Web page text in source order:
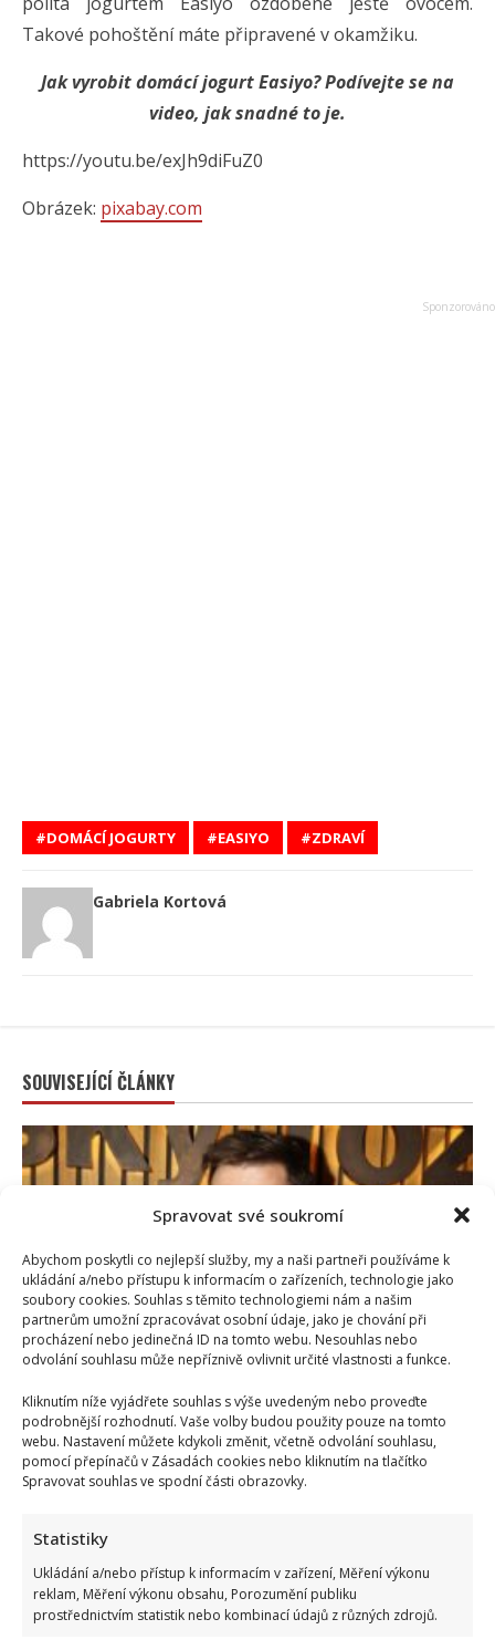
Spravovat své soukromí
Abychom poskytli co nejlepší služby, my a naši partneři používáme k
ukládání a/nebo přístupu k informacím o zařízeních, technologie jako
soubory cookies. Souhlas s těmito technologiemi nám a našim
partnerům umožní zpracovávat osobní údaje, jako je chování při
procházení nebo jedinečná ID na tomto webu. Nesouhlas nebo
odvolání souhlasu může nepříznivě ovlivnit určité vlastnosti a funkce.
Kliknutím níže vyjádřete souhlas s výše uvedeným nebo proveďte
podrobnější rozhodnutí. Vaše volby budou použity pouze na tomto
webu. Nastavení můžete kdykoli změnit, včetně odvolání souhlasu,
pomocí přepínačů v Zásadách cookies nebo kliknutím na tlačítko
Spravovat souhlas ve spodní části obrazovky.
Statistiky
Ukládání a/nebo přístup k informacím v zařízení, Měření výkonu
reklam, Měření výkonu obsahu, Porozumění publiku
prostřednictvím statistik nebo kombinací údajů z různých zdrojů.
Takové pohoštění máte připravené v okamžiku.
Jak vyrobit domácí jogurt Easiyo? Podívejte se na
video, jak snadné to je.
https://youtu.be/exJh9diFuZ0
Obrázek: pixabay.com
DOMÁCÍ JOGURTY EASIYO ZDRAVÍ
Gabriela Kortová
SOUVISEJÍCÍ ČLÁNKY
Celebrity
Marek Ztracený zrušil velkolepé finále svého
koncertu na Letné
6. 8. 2026